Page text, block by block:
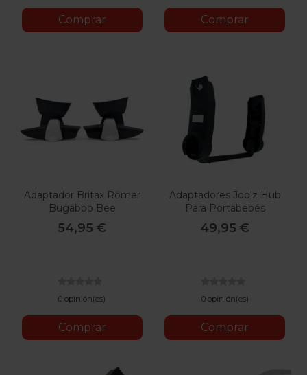
Comprar Comprar
Adaptador Britax Römer
Bugaboo Bee
54,95 €
0 opinión(es)
Comprar
Adaptadores Joolz Hub
Para Portabebés
49,95 €
0 opinión(es)
Comprar